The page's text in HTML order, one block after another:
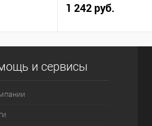
1 242 руб.
и сервисы